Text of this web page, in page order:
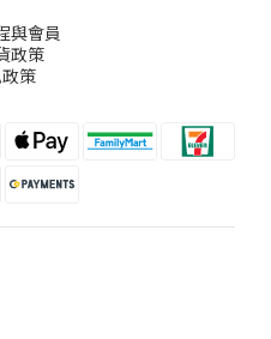
與會員
政策
策